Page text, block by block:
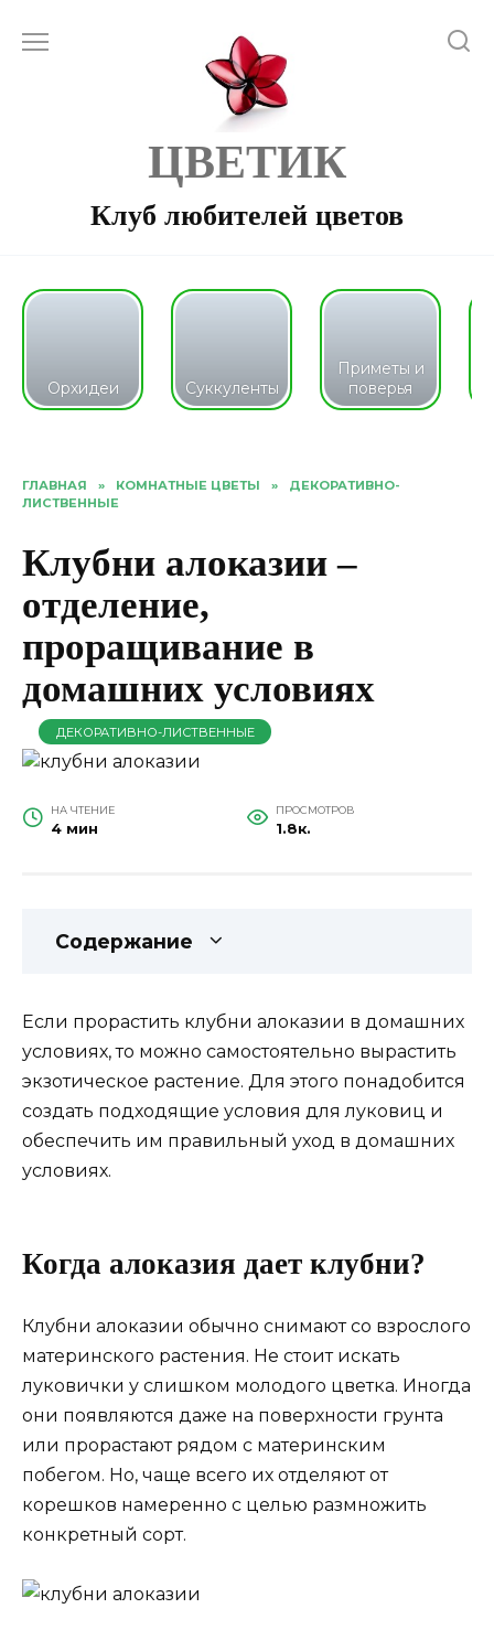
ЦВЕТИК
Клуб любителей цветов
Орхидеи Суккуленты
Приметы и
поверья
ГЛАВНАЯ » КОМНАТНЫЕ ЦВЕТЫ »
ДЕКОРАТИВНО-
ЛИСТВЕННЫЕ
Клубни алоказии –
отделение,
проращивание в
домашних условиях
ДЕКОРАТИВНО-ЛИСТВЕННЫЕ
НА ЧТЕНИЕ
4 мин
ПРОСМОТРОВ
1.8к.
Содержание
Если прорастить клубни алоказии в домашних
условиях, то можно самостоятельно вырастить
экзотическое растение. Для этого понадобится
создать подходящие условия для луковиц и
обеспечить им правильный уход в домашних
условиях.
Когда алоказия дает клубни?
Клубни алоказии обычно снимают со взрослого
материнского растения. Не стоит искать
луковички у слишком молодого цветка. Иногда
они появляются даже на поверхности грунта
или прорастают рядом с материнским
побегом. Но, чаще всего их отделяют от
корешков намеренно с целью размножить
конкретный сорт.